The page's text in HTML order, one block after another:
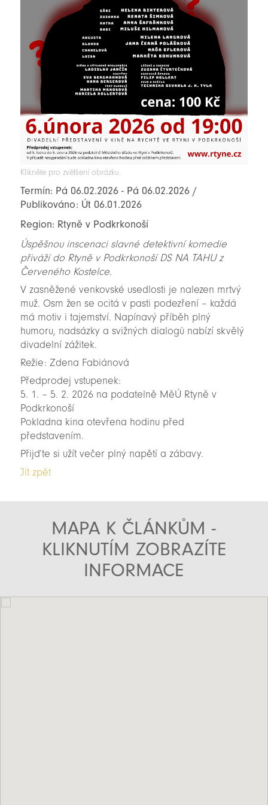
Klikněte pro zvětšení obrázku.
Termín: Pá 06.02.2026 - Pá 06.02.2026 /
Publikováno: Út 06.01.2026
Region: Rtyně v Podkrkonoší
Úspěšnou inscenaci slavné detektivní komedie
přiváží do Rtyně v Podkrkonoší DS NA TAHU z
Červeného Kostelce.
V zasněžené venkovské usedlosti je nalezen mrtvý
muž. Osm žen se ocitá v pasti podezření – každá
má motiv i tajemství. Napínavý příběh plný
humoru, nadsázky a svižných dialogů nabízí skvělý
divadelní zážitek.
Režie: Zdena Fabiánová
Předprodej vstupenek:
5. 1. – 5. 2. 2026 na podatelně MěÚ Rtyně v
Podkrkonoší
Pokladna kina otevřena hodinu před
představením.
Přijďte si užít večer plný napětí a zábavy.
Jít zpět
MAPA K ČLÁNKŮM -
KLIKNUTÍM ZOBRAZÍTE
INFORMACE